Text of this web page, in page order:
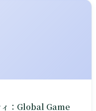
ィ：Global Game